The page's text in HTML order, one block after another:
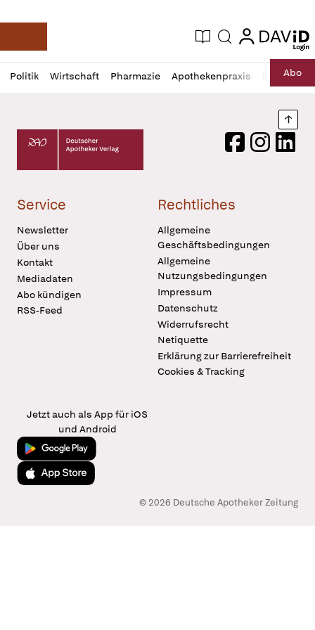
Deutsche Apotheker Zeitung
Aktuelle Ausgabe
Suche login
login
Politik Wirtschaft Pharmazie Apothekenpraxis RechtAbo
Profil
öffnen
Daz
Pur
Deutscher Apotheker Verlag Logo
FacebookInstagram
Service
Newsletter
Über uns
Kontakt
Mediadaten
Abo kündigen
RSS-Feed
Rechtliches
Allgemeine
Geschäftsbedingungen
Allgemeine
Nutzungsbedingungen
Impressum
Datenschutz
Widerrufsrecht
Netiquette
Erklärung zur Barrierefreiheit
Cookies & Tracking
Jetzt auch als App für iOS
und Android
Jetzt bei Google Play
Laden im App Store
© 2026 Deutsche Apotheker Zeitung